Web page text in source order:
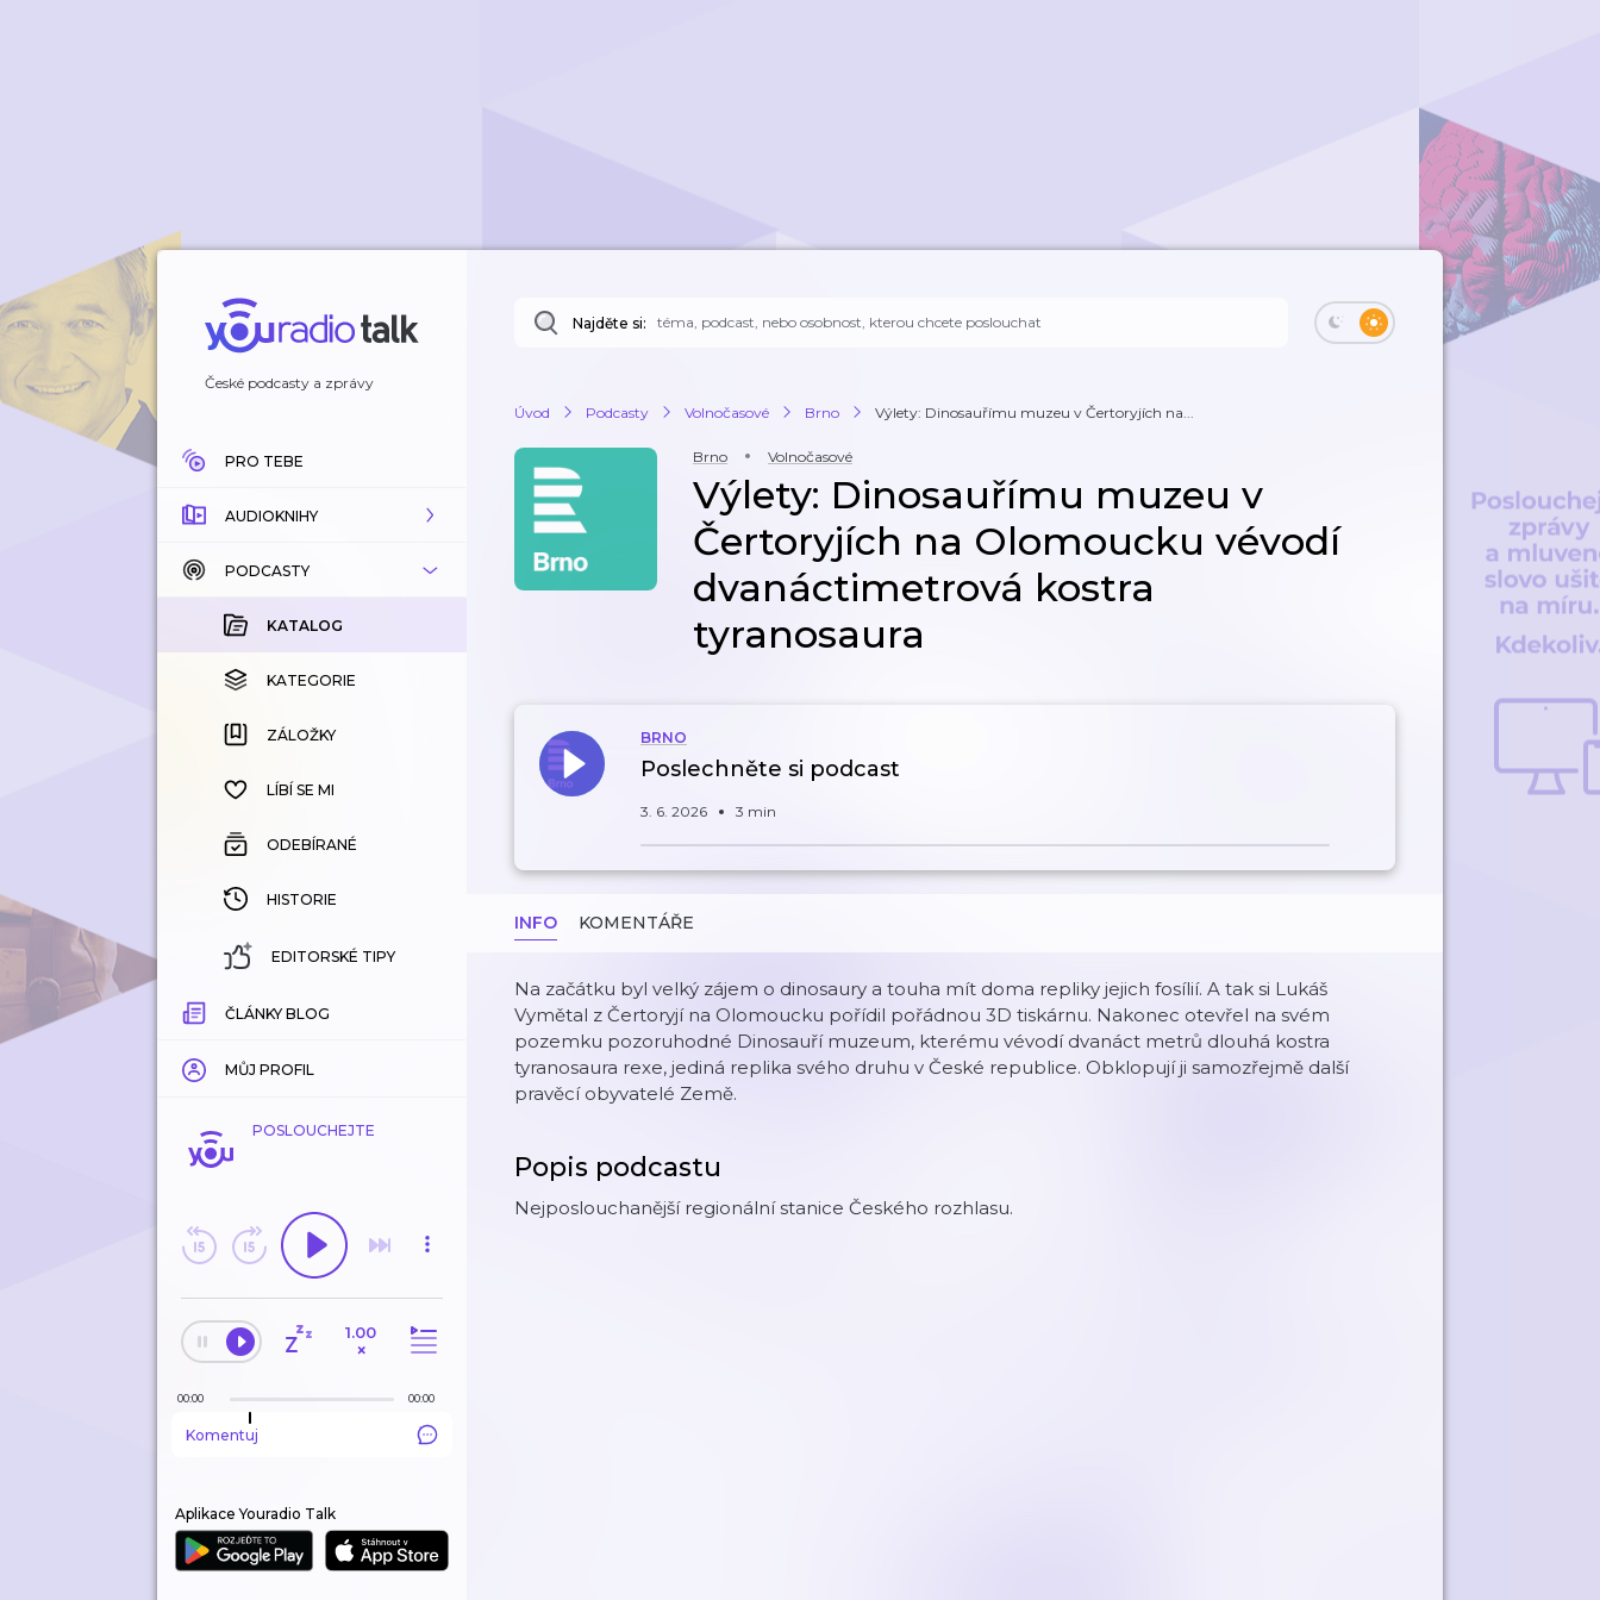
České podcasty a zprávy
PRO TEBE
AUDIOKNIHY
KATALOG
KOUPENÉ
KATEGORIE
ZÁLOŽKY
HISTORIE
PODCASTY
KATALOG
KATEGORIE
ZÁLOŽKY
LÍBÍ SE MI
ODEBÍRANÉ
HISTORIE
EDITORSKÉ TIPY
ČLÁNKY BLOG
MŮJ PROFIL
POSLOUCHEJTE
1.00
×
00:00 00:00
Komentuj
Aplikace Youradio Talk
Najděte si:
Úvod Podcasty Volnočasové Brno Výlety: Dinosauřímu muzeu v Čertoryjích na...
Brno Volnočasové
Výlety: Dinosauřímu muzeu v
Čertoryjích na Olomoucku vévodí
dvanáctimetrová kostra
tyranosaura
BRNO
Poslechněte si podcast
3. 6. 2026 3 min
INFO KOMENTÁŘE
Na začátku byl velký zájem o dinosaury a touha mít doma repliky jejich fosílií. A tak si Lukáš
Vymětal z Čertoryjí na Olomoucku pořídil pořádnou 3D tiskárnu. Nakonec otevřel na svém
pozemku pozoruhodné Dinosauří muzeum, kterému vévodí dvanáct metrů dlouhá kostra
tyranosaura rexe, jediná replika svého druhu v České republice. Obklopují ji samozřejmě další
pravěcí obyvatelé Země.
Popis podcastu
Nejposlouchanější regionální stanice Českého rozhlasu.